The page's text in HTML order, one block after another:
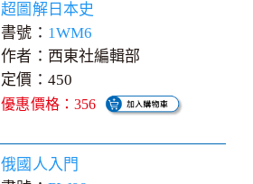
超圖解日本史
書號： 1WM6
作者：西東社編輯部
定價：450
優惠價格：356
俄國人入門